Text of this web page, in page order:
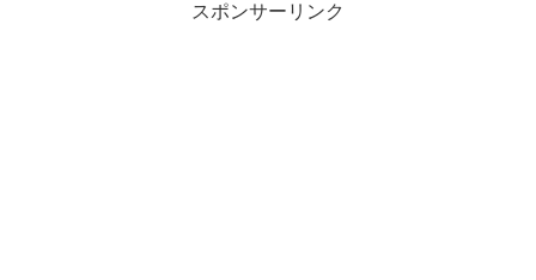
スポンサーリンク